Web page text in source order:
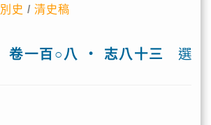
別史 /清史稿
卷一百○八 ‧ 志八十三
選